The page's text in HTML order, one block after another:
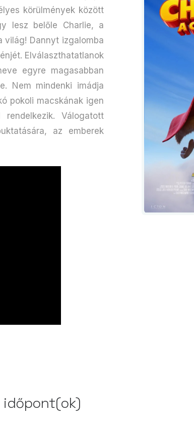
körülmények között
lesz belőle Charlie, a
világ! Dannyt izgalomba
Elválaszthatatlanok
egyre magasabban
Nem mindenki imádja
pokoli macskának igen
Válogatott
az emberek
időpont(ok)